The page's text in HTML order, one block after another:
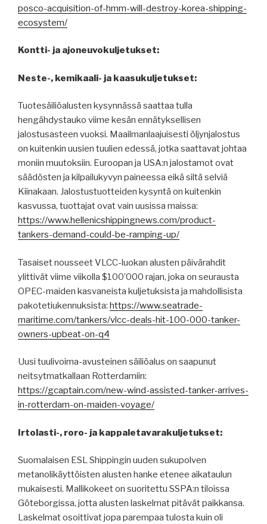
posco-acquisition-of-hmm-will-destroy-korea-shipping-
ecosystem/
Kontti- ja ajoneuvokuljetukset:
Neste-, kemikaali- ja kaasukuljetukset:
Tuotesäiliöalusten kysynnässä saattaa tulla
hengähdystauko viime kesän ennätyksellisen
jalostusasteen vuoksi. Maailmanlaajuisesti öljynjalostus
on kuitenkin uusien tuulien edessä, jotka saattavat johtaa
moniin muutoksiin. Euroopan ja USA:n jalostamot ovat
säädösten ja kilpailukyvyn paineessa eikä siltä selviä
Kiinakaan. Jalostustuotteiden kysyntä on kuitenkin
kasvussa, tuottajat ovat vain uusissa maissa:
https://www.hellenicshippingnews.com/product-
tankers-demand-could-be-ramping-up/
Tasaiset nousseet VLCC-luokan alusten päivärahdit
ylittivät viime viikolla $100’000 rajan, joka on seurausta
OPEC-maiden kasvaneista kuljetuksista ja mahdollisista
pakotetiukennuksista: https://www.seatrade-
maritime.com/tankers/vlcc-deals-hit-100-000-tanker-
owners-upbeat-on-q4
Uusi tuulivoima-avusteinen säiliöalus on saapunut
neitsytmatkallaan Rotterdamiin:
https://gcaptain.com/new-wind-assisted-tanker-arrives-
in-rotterdam-on-maiden-voyage/
Irtolasti-, roro- ja kappaletavarakuljetukset:
Suomalaisen ESL Shippingin uuden sukupolven
metanolikäyttöisten alusten hanke etenee aikataulun
mukaisesti. Mallikokeet on suoritettu SSPA:n tiloissa
Göteborgissa, jotta alusten laskelmat pitävät paikkansa.
Laskelmat osoittivat jopa parempaa tulosta kuin oli